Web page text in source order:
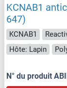
KCNAB1
647)
KCNAB1
Hôte: Lapin
N° du produit